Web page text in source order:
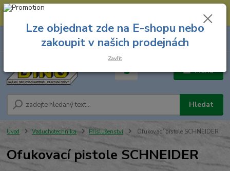
--- Spojovací materiál: 774 431 045 --- Prodejna nářadí: 731 449 423 --
Menu
Hledat
8.00 hod. - 16.00 hod.
za
Úvod Vzduchotechnika Příslušenství Ofukovací pistole SCHNEIDER
Ofukovací pistole SCHNEIDER
Lze objednat zde na E-shopu nebo
zakoupit v našich prodejnách
Zavřít